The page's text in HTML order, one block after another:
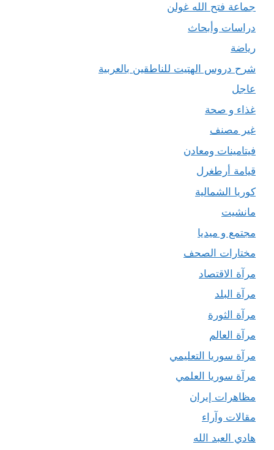
جماعة فتح الله غولن
دراسات وأبحاث
رياضة
شرح دروس الهتيت للناطقين بالعربية
عاجل
غذاء و صحة
غير مصنف
فيتامينات ومعادن
قيامة أرطغرل
كوريا الشمالية
مانشيت
مجتمع و ميديا
مختارات الصحف
مرآة الاقتصاد
مرآة البلد
مرآة الثورة
مرآة العالم
مرآة سوريا التعليمي
مرآة سوريا العلمي
مظاهرات إيران
مقالات وآراء
هادي العبد الله